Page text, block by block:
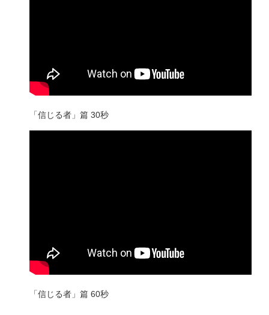
「信じる者」篇 30秒
「信じる者」篇 60秒